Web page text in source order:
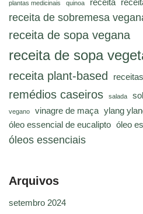
plantas medicinais quinoa receita
receita de sobremesa
receita de sopa vegana
receita de sopa
receita plant-based receitas
remédios caseiros salada
vegano vinagre de maça ylang
óleo essencial de eucalipto óleo
óleos essenciais
Arquivos
setembro 2024